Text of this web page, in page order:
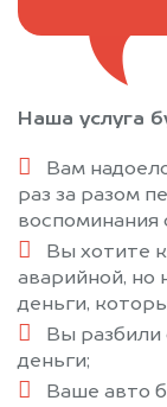
Наша услуга
Вам
раз за разом
воспоминания
Вы хотите
аварийной, но
деньги,
Вы
деньги;
Ваше авто